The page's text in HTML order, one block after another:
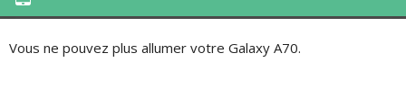
Vous ne pouvez plus allumer votre Galaxy A70.